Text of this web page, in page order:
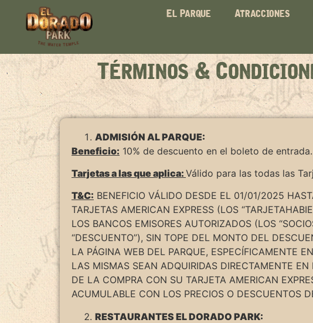
El Parque Atracciones
Términos &
ADMISIÓN AL PARQUE:
Beneficio: 10% de descuento en el boleto de entrada.
Tarjetas a las que aplica: Válido para las todas las
T&C: BENEFICIO VÁLIDO DESDE EL 01/01/2025
TARJETAS AMERICAN EXPRESS (LOS
LOS BANCOS EMISORES AUTORIZADOS (LOS
“DESCUENTO”), SIN TOPE DEL MONTO DEL
LA PÁGINA WEB DEL PARQUE, ESPECÍFICAMENTE
LAS MISMAS SEAN ADQUIRIDAS DIRECTAMENTE
DE LA COMPRA CON SU TARJETA AMERICAN
ACUMULABLE CON LOS PRECIOS O DESCUENTOS
RESTAURANTES EL DORADO PARK: